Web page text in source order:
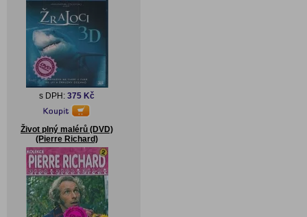
s DPH: 375 Kč
Život plný malérů (DVD)
(Pierre Richard)